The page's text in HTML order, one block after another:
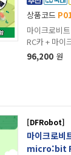
상품코드
마이크로비
RC카 + 마이
96,200 원
[DFRobot]
마이크로비
micro:bit